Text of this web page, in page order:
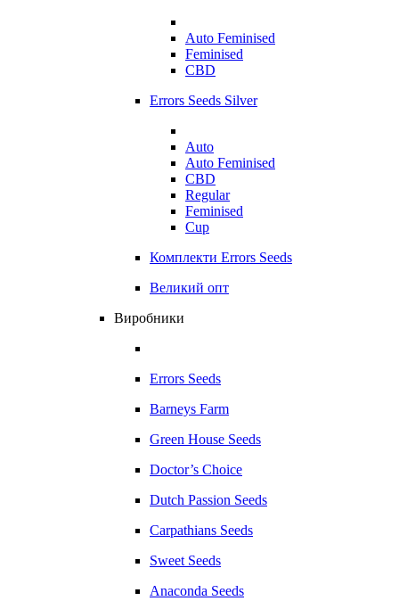
Auto Feminised
Feminised
CBD
Errors Seeds Silver
Auto
Auto Feminised
CBD
Regular
Feminised
Cup
Комплекти Errors Seeds
Великий опт
Виробники
Errors Seeds
Barneys Farm
Green House Seeds
Doctor’s Choice
Dutch Passion Seeds
Carpathians Seeds
Sweet Seeds
Anaconda Seeds